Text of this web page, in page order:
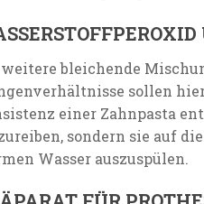
bleichende
sollen
einer Zahnpasta
sondern sie auf
Wasser auszuspülen.